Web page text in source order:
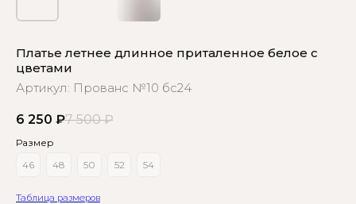
Платье летнее длинное приталенное белое с
цветами
Артикул: Прованс №10 бс24
6 250 ₽7 500 ₽
Размер
46
48 50 52 54
Таблица размеров